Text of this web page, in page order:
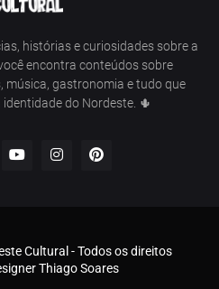
histórias e curiosidades sobre a
encontra conteúdos sobre
música, gastronomia e tudo que
do Nordeste. 🌵
Cultural - Todos os direitos
Thiago Soares